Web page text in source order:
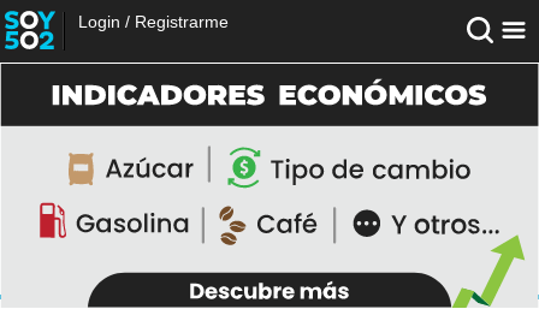
Login / Registrarme